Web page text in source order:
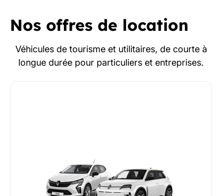
Nos offres de location
Véhicules de tourisme et utilitaires, de courte à
longue durée pour particuliers et entreprises.